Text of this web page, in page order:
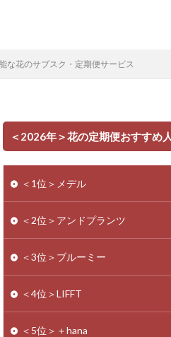
な花のサブスク・定期便サービス
＜2026年＞花の定期便おすすめ
＜1位＞メデル
＜2位＞アンドプランツ
＜3位＞ブルーミー
＜4位＞LIFFT
＜5位＞＋hana